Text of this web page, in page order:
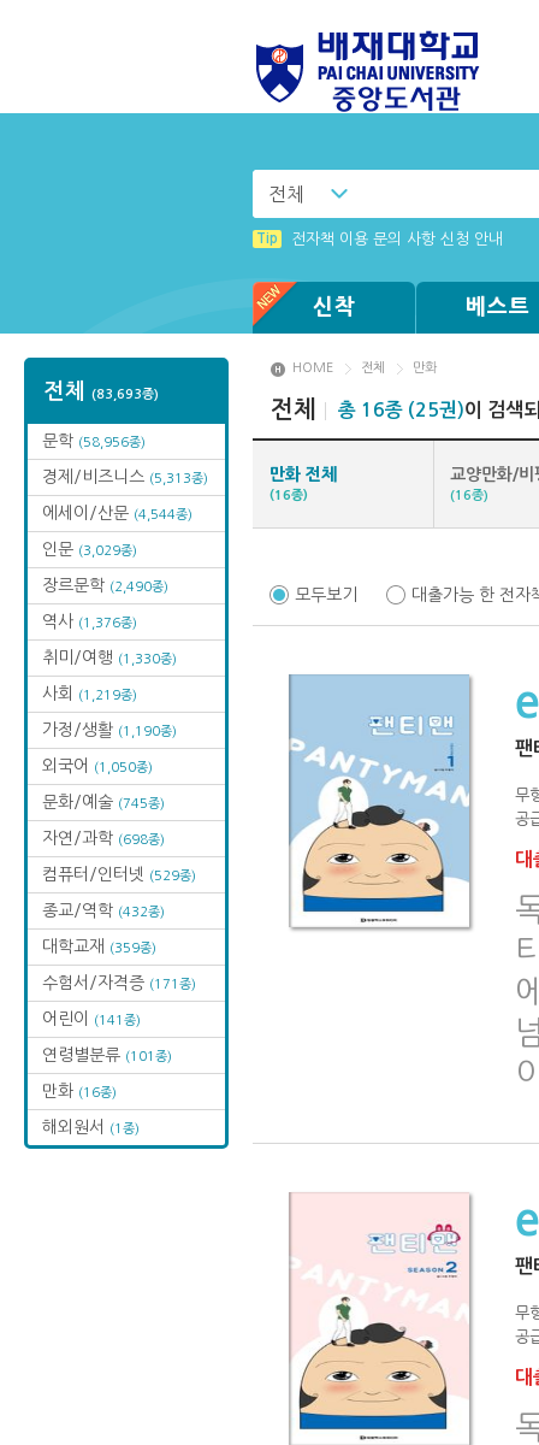
전체
Tip 전자책 이용 문의 사항 신청 안내
신착 베스트
전체 (83,693종)
문학 (58,956종)
경제/비즈니스 (5,313종)
에세이/산문 (4,544종)
인문 (3,029종)
장르문학 (2,490종)
역사 (1,376종)
취미/여행 (1,330종)
사회 (1,219종)
가정/생활 (1,190종)
외국어 (1,050종)
문화/예술 (745종)
자연/과학 (698종)
컴퓨터/인터넷 (529종)
종교/역학 (432종)
대학교재 (359종)
수험서/자격증 (171종)
어린이 (141종)
연령별분류 (101종)
만화 (16종)
해외원서 (1종)
HOME 전체 만화
전체 총 16종 (25권)이 검색
만화 전체
(16종)
교양만화/비
(16종)
모두보기 대출가능 한 전자
팬
무
공
대
팬
무
공
대